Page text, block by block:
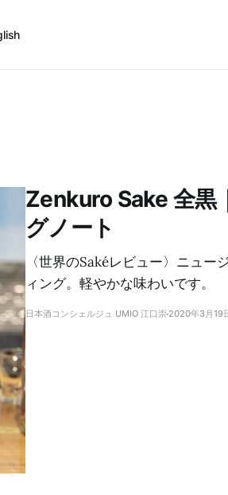
Zenkuro Sake 全黒
グノート
〈世界のSakéレビュー〉ニュ
ィング。軽やかな味わいです。
日本酒コンシェルジュ UMIO 江口崇 2020年3月19